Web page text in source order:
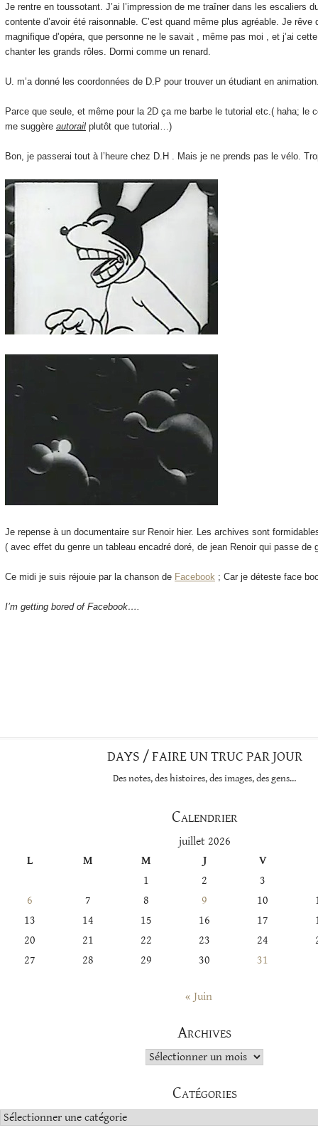
Je rentre en toussotant. J’ai l’impression de me traîner dans les escaliers
contente d’avoir été raisonnable. C’est quand même plus agréable. Je rêve
magnifique d’opéra, que personne ne le savait , même pas moi , et j’ai
chanter les grands rôles. Dormi comme un renard.
U. m’a donné les coordonnées de D.P pour trouver un étudiant en
Parce que seule, et même pour la 2D ça me barbe le tutorial etc.( haha; le
me suggère autorail plutôt que tutorial…)
Bon, je passerai tout à l’heure chez D.H . Mais je ne prends pas le vélo.
Je repense à un documentaire sur Renoir hier. Les archives sont
( avec effet du genre un tableau encadré doré, de jean Renoir qui passe de
Ce midi je suis réjouie par la chanson de Facebook ; Car je déteste face
I’m getting bored of Facebook….
DAYS / FAIRE UN TRUC PAR JOUR
Des notes, des histoires, des images, des gens…
Calendrier
juillet 2026
L
M M J
V
1
2
3
6
7 8 9 10
13
14 15 16 17
20
21 22 23 24
27
28 29 30 31
« Juin
Archives
Archives
Catégories
Catégories